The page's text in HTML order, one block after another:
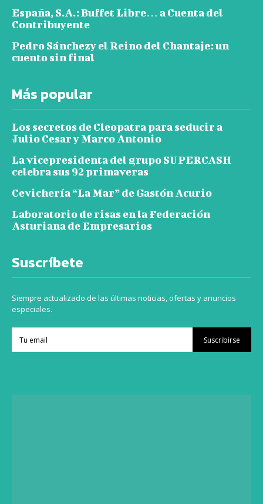
España, S.A.: Buffet Libre… a Cuenta del
Contribuyente
Pedro Sánchezy el Reino del Chantaje: un
cuento sin final
Más popular
Los secretos de Cleopatra para seducir a
Julio Cesar y Marco Antonio
La vicepresidenta del grupo SUPERCASH
celebra sus 92 primaveras
Cevichería “La Mar” de Gastón Acurio
Laboratorio de risas en la Federación
Asturiana de Empresarios
Suscríbete
Siempre actualizado de las últimas noticias, ofertas y anuncios
especiales.
Suscribirse